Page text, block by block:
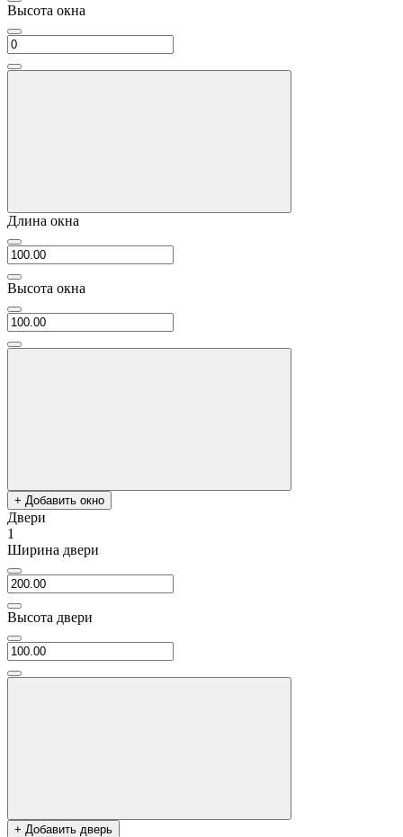
Высота окна
Длина окна
Высота окна
+ Добавить окно
Двери
1
Ширина двери
Высота двери
+ Добавить дверь